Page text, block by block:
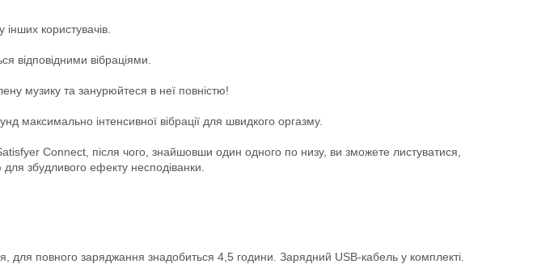
користувачів.
відповідними вібраціями.
музику та занурюйтеся в неї повністю!
максимально інтенсивної вібрації для швидкого оргазму.
Connect, після чого, знайшовши один одного по низу, ви зможете листуватися,
збудливого ефекту несподіванки.
повного заряджання знадобиться 4,5 години. Зарядний USB-кабель у комплекті.